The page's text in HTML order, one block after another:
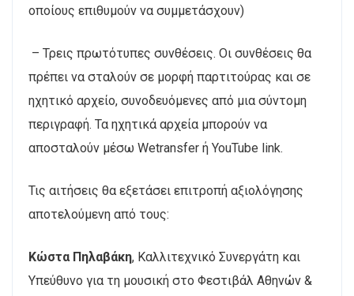
οποίους επιθυμούν να συμμετάσχουν)
– Τρεις πρωτότυπες συνθέσεις. Οι συνθέσεις θα
πρέπει να σταλούν σε μορφή παρτιτούρας και σε
ηχητικό αρχείο, συνοδευόμενες από μια σύντομη
περιγραφή. Τα ηχητικά αρχεία μπορούν να
αποσταλούν μέσω Wetransfer ή YouTube link.
Τις αιτήσεις θα εξετάσει επιτροπή αξιολόγησης
αποτελούμενη από τους:
Κώστα Πηλαβάκη, Καλλιτεχνικό Συνεργάτη και
Υπεύθυνο για τη μουσική στο Φεστιβάλ Αθηνών &